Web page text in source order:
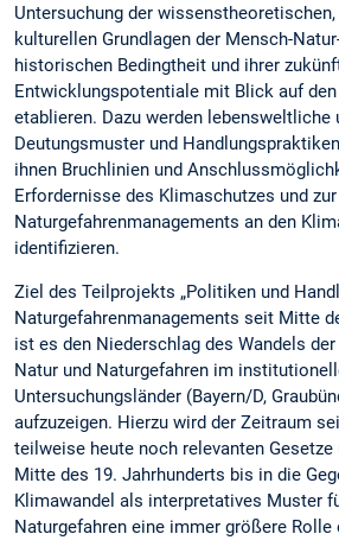
Untersuchung der
kulturellen Grundlagen der Mensch-
historischen Bedingtheit und ihrer
Entwicklungspotentiale mit Blick auf
etablieren. Dazu werden
Deutungsmuster und
ihnen Bruchlinien und
Erfordernisse des Klimaschutzes und
Naturgefahrenmanagements an den
identifizieren.
Ziel des Teilprojekts „Politiken und
Naturgefahrenmanagements seit Mitte
ist es den Niederschlag des Wandels
Natur und Naturgefahren im
Untersuchungsländer (Bayern/D,
aufzuzeigen. Hierzu wird der Zeitraum
teilweise heute noch relevanten
Mitte des 19. Jahrhunderts bis in die
Klimawandel als interpretatives Muster
Naturgefahren eine immer größere